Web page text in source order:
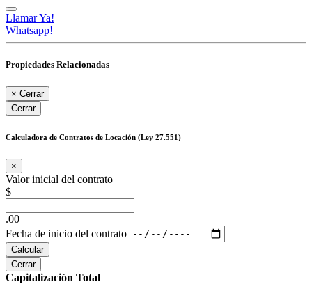
Llamar Ya!
Whatsapp!
Propiedades Relacionadas
× Cerrar
Cerrar
Calculadora de Contratos de Locación (Ley 27.551)
×
Valor inicial del contrato
$
.00
Fecha de inicio del contrato
Calcular
Cerrar
Capitalización Total